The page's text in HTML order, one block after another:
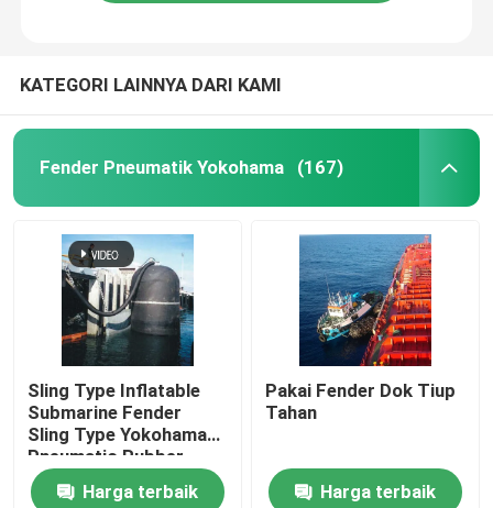
KATEGORI LAINNYA DARI KAMI
Fender Pneumatik Yokohama (167)
Sling Type Inflatable
Submarine Fender
Sling Type Yokohama
Pneumatic Rubber
Boat Fender
Harga terbaik
Pakai Fender Dok Tiup
Tahan
Harga terbaik